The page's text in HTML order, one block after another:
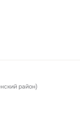
район)